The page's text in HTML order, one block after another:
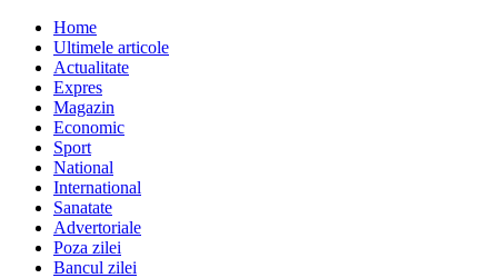
Home
Ultimele articole
Actualitate
Expres
Magazin
Economic
Sport
National
International
Sanatate
Advertoriale
Poza zilei
Bancul zilei